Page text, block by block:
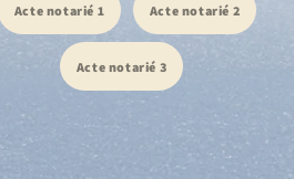
Acte notarié 1 Acte notarié 2
Acte notarié 3